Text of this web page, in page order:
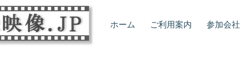
ホーム ご利用案内 参加会社